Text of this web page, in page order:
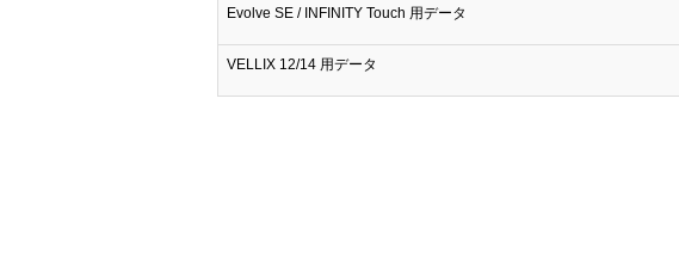
Evolve SE / INFINITY Touch 用データ
VELLIX 12/14 用データ